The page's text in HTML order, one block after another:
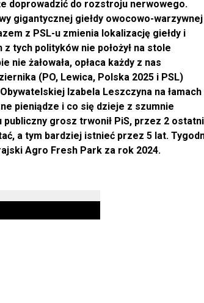
doprowadzić do rozstroju nerwowego.
gigantycznej giełdy owocowo-
z PSL-u zmienia lokalizację giełdy i
tych polityków nie położył na stole
żałowała, opłaca każdy z nas
(PO, Lewica, Polska 2025 i PSL)
Izabela Leszczyna na łamach
pieniądze i co się dzieje z szumnie
grosz trwonił PiS, przez 2
a tym bardziej istnieć przez 5 lat.
Agro Fresh Park za rok 2024.